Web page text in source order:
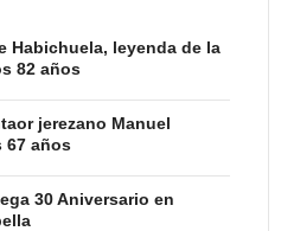
Habichuela, leyenda de la
82 años
jerezano Manuel
67 años
30 Aniversario en